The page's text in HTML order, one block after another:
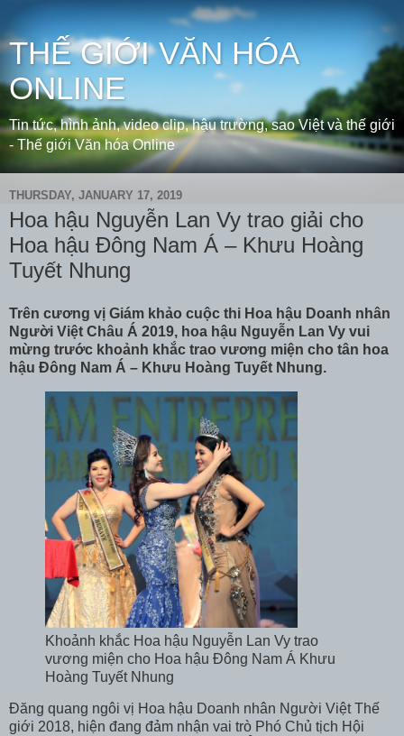
THẾ GIỚI VĂN HÓA
ONLINE
Tin tức, hình ảnh, video clip, hậu trường, sao Việt và thế giới
- Thế giới Văn hóa Online
THURSDAY, JANUARY 17, 2019
Hoa hậu Nguyễn Lan Vy trao giải cho
Hoa hậu Đông Nam Á – Khưu Hoàng
Tuyết Nhung
Trên cương vị Giám khảo cuộc thi Hoa hậu Doanh nhân
Người Việt Châu Á 2019, hoa hậu Nguyễn Lan Vy vui
mừng trước khoảnh khắc trao vương miện cho tân hoa
hậu Đông Nam Á – Khưu Hoàng Tuyết Nhung.
Khoảnh khắc Hoa hậu Nguyễn Lan Vy trao
vương miện cho Hoa hậu Đông Nam Á Khưu
Hoàng Tuyết Nhung
Đăng quang ngôi vị Hoa hậu Doanh nhân Người Việt Thế
giới 2018, hiện đang đảm nhận vai trò Phó Chủ tịch Hội